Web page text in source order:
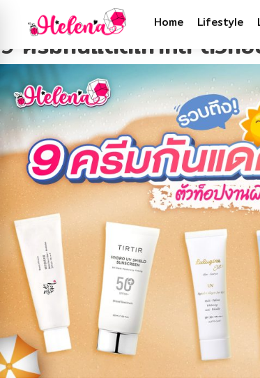
Home Lifestyle
Tag:ครีมบำรุงผิว
9 ครีมกันแดดเกาหลี ตัวท็